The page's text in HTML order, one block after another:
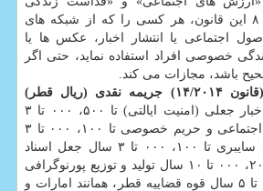
خصوصی» است. ماده ۸ این قانون، هر کسی را که از شبکه های
اجتماعی یا انتشار اخبار، عکس ها یا
خصوصی افراد استفاده نماید، حتی اگر
باشد، مجازات می کند.
۲۰۱۴)
جریمه نقدی (ریال قطر)
انتشار اخبار جعلی (امنیت ایالتی) تا ۵۰۰، ۰۰۰ تا ۳
سال نقض ارزش های اجتماعی و حریم خصوصی تا ۱۰۰، ۰۰۰ تا ۳
سال تهدید یا باج گیری سایبری تا ۱۰۰، ۰۰۰ تا ۳ سال جعل اسناد
الکترونیکی رسمی تا ۲۰۰، ۰۰۰ تا ۱۰ سال تولید و توزیع پورنوگرافی
خردسالان تا ۵۰۰، ۰۰۰ تا ۵ سال قوه قضاییه قطر، همانند امارات و